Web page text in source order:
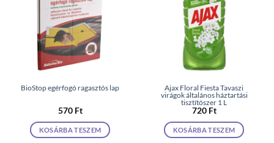
BioStop egérfogó ragasztós lap
570 Ft
KOSÁRBA TESZEM
Ajax Floral Fiesta Tavaszi
virágok általános háztartási
tisztítószer 1 L
720 Ft
KOSÁRBA TESZEM